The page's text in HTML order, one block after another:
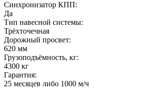
Синхронизатор КПП:
Да
Тип навесной системы:
Трёхточечная
Дорожный просвет:
620 мм
Грузоподъёмность, кг:
4300 кг
Гарантия:
25 месяцев либо 1000 м/ч